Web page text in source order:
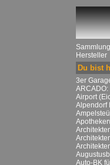
Sammlung
Hersteller
Du bist
3er
ARCADO:
Airport
Alpendorf
Auto-BK